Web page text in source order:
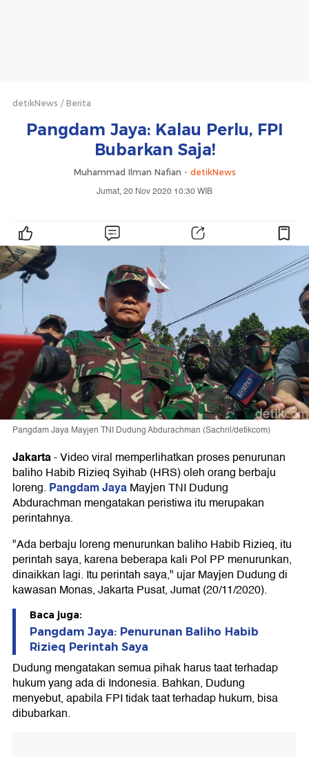
detikNews Berita
Pangdam Jaya: Kalau Perlu, FPI
Bubarkan Saja!
Muhammad Ilman Nafian - detikNews
Jumat, 20 Nov 2020 10:30 WIB
Pangdam Jaya Mayjen TNI Dudung Abdurachman (Sachril/detikcom)
Jakarta-Video viral memperlihatkan proses penurunan
baliho Habib Rizieq Syihab (HRS) oleh orang berbaju
loreng. Pangdam JayaMayjen TNI Dudung
Abdurachman mengatakan peristiwa itu merupakan
perintahnya.
"Ada berbaju loreng menurunkan baliho Habib Rizieq, itu
perintah saya, karena beberapa kali Pol PP menurunkan,
dinaikkan lagi. Itu perintah saya," ujar Mayjen Dudung di
kawasan Monas, Jakarta Pusat, Jumat (20/11/2020).
Baca juga:
Pangdam Jaya: Penurunan Baliho Habib
Rizieq Perintah Saya
Dudung mengatakan semua pihak harus taat terhadap
hukum yang ada di Indonesia. Bahkan, Dudung
menyebut, apabila FPI tidak taat terhadap hukum, bisa
dibubarkan.